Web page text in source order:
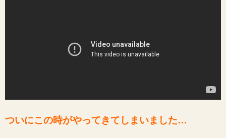
ついにこの時がやってきてしまいました…